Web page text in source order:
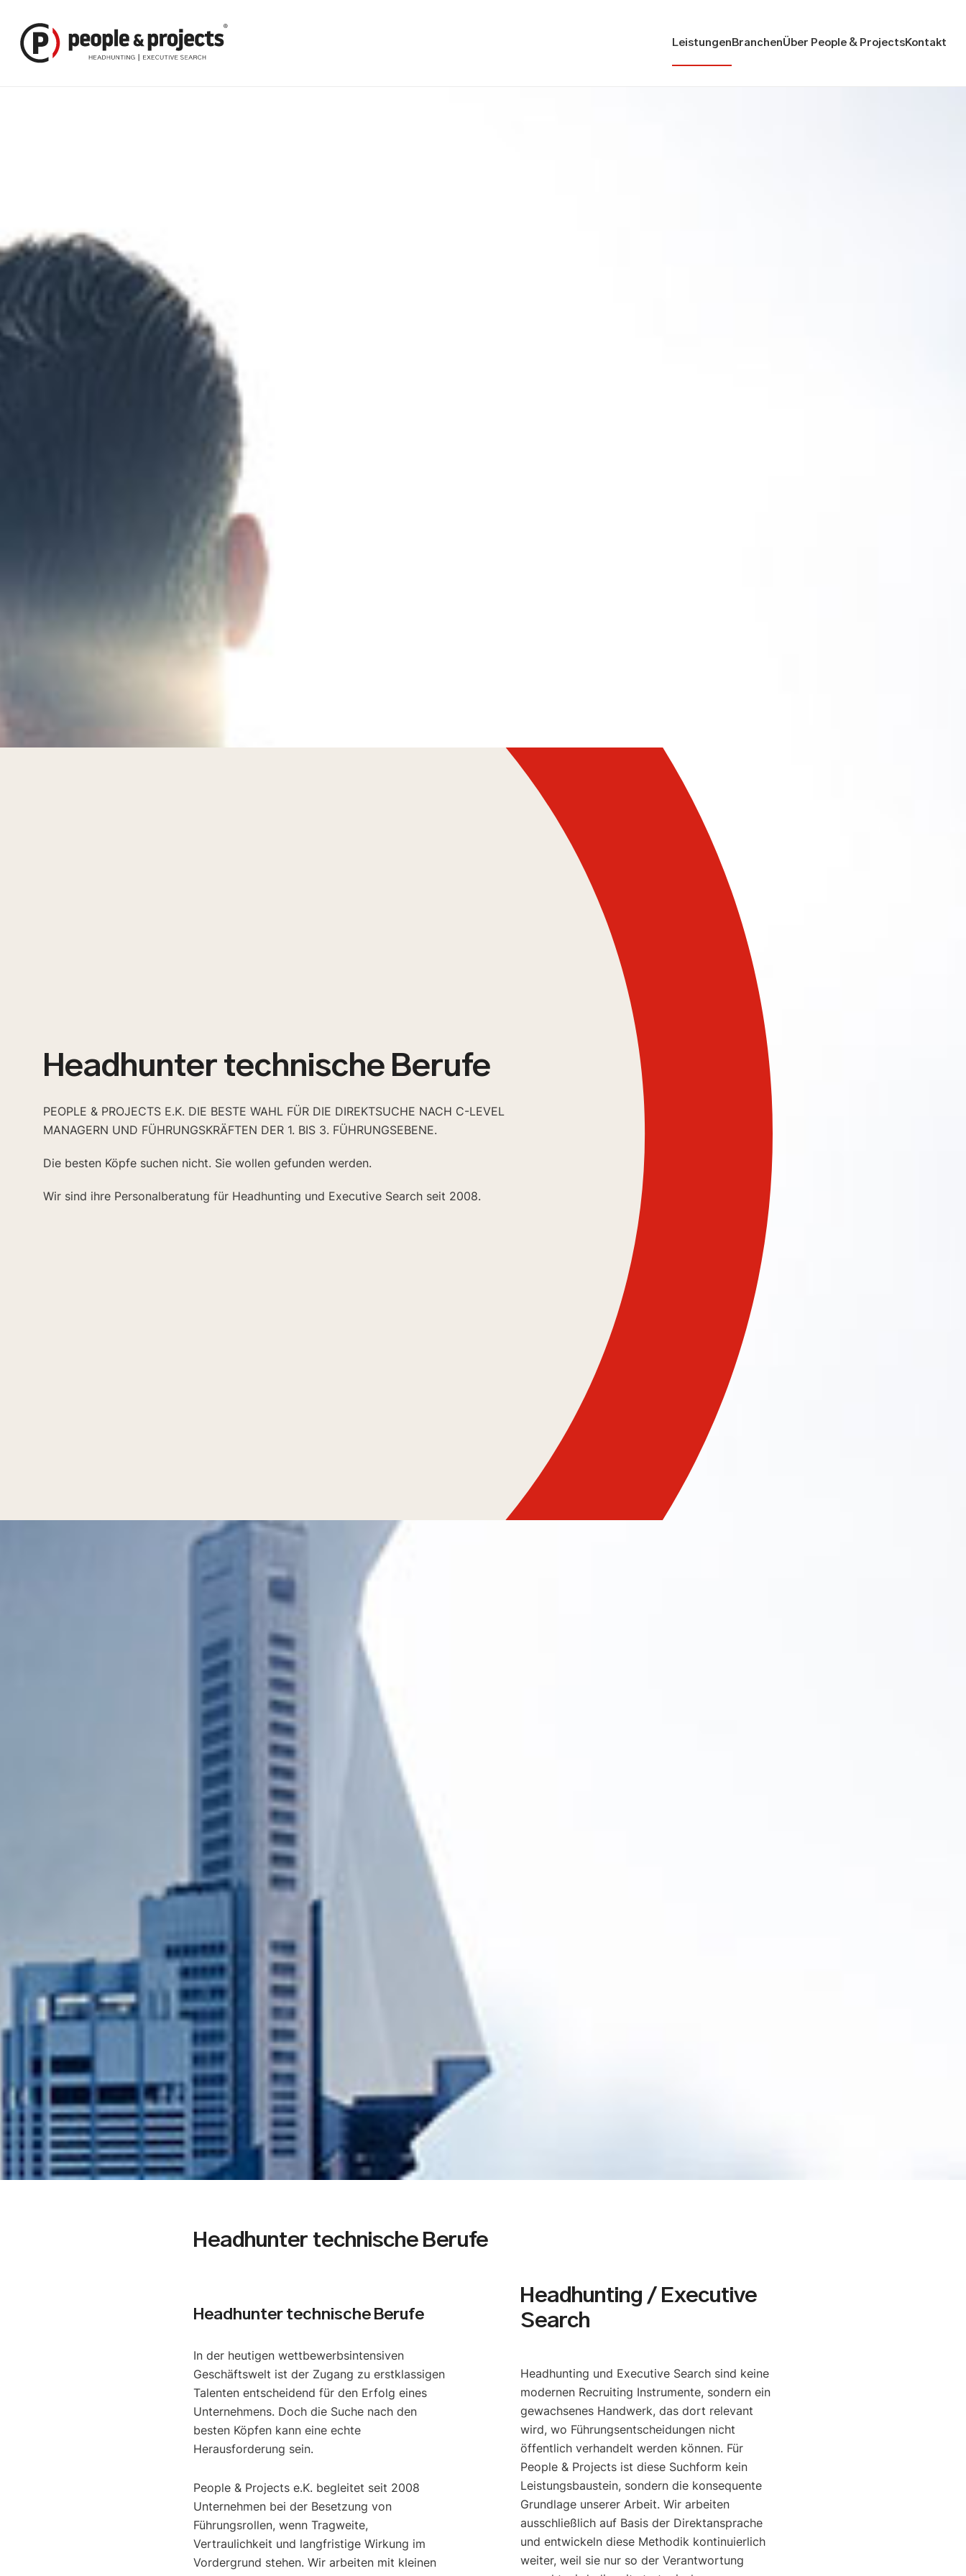
Leistungen BranchenÜber People & Projects Kontakt
Headhunter technische Berufe
PEOPLE & PROJECTS E.K. DIE BESTE WAHL FÜR DIE DIREKTSUCHE NACH C-LEVEL
MANAGERN UND FÜHRUNGSKRÄFTEN DER 1. BIS 3. FÜHRUNGSEBENE.
Die besten Köpfe suchen nicht. Sie wollen gefunden werden.
Wir sind ihre Personalberatung für Headhunting und Executive Search seit 2008.
Headhunter technische Berufe
Headhunter technische Berufe
In der heutigen wettbewerbsintensiven
Geschäftswelt ist der Zugang zu erstklassigen
Talenten entscheidend für den Erfolg eines
Unternehmens. Doch die Suche nach den
besten Köpfen kann eine echte
Herausforderung sein.
People & Projects e.K. begleitet seit 2008
Unternehmen bei der Besetzung von
Führungsrollen, wenn Tragweite,
Vertraulichkeit und langfristige Wirkung im
Vordergrund stehen. Wir arbeiten mit kleinen
Headhunting / Executive
Search
Headhunting und Executive Search sind keine
modernen Recruiting Instrumente, sondern ein
gewachsenes Handwerk, das dort relevant
wird, wo Führungsentscheidungen nicht
öffentlich verhandelt werden können. Für
People & Projects ist diese Suchform kein
Leistungsbaustein, sondern die konsequente
Grundlage unserer Arbeit. Wir arbeiten
ausschließlich auf Basis der Direktansprache
und entwickeln diese Methodik kontinuierlich
weiter, weil sie nur so der Verantwortung